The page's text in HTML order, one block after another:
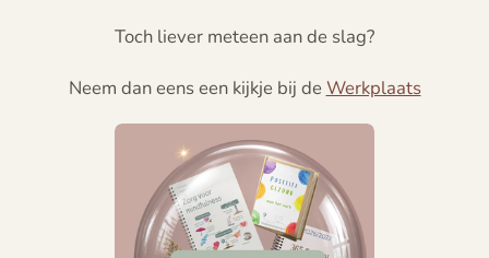
Toch liever meteen aan de slag?
Neem dan eens een kijkje bij de Werkplaats